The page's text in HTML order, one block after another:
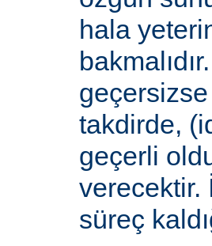
hala
takdirde,
geçerli
verecektir.
süreç